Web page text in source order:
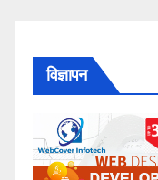
विज्ञापन